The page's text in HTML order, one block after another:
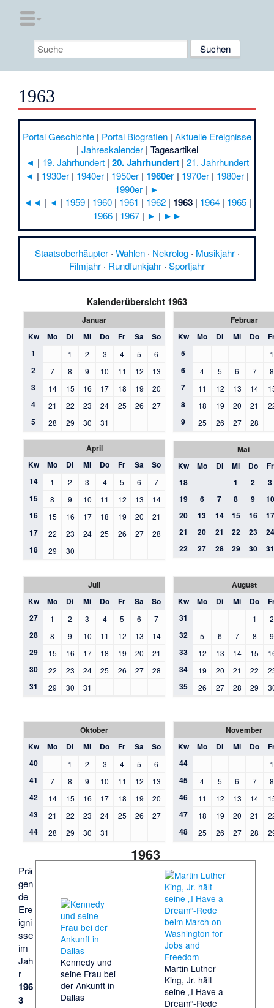
1963
Portal Geschichte | Portal Biografien | Aktuelle Ereignisse
| Jahreskalender| Tagesartikel
◄ | 19. Jahrhundert| 20. Jahrhundert| 21. Jahrhundert
◄ | 1930er | 1940er | 1950er | 1960er | 1970er | 1980er |
1990er | ►
◄◄ | ◄ | 1959| 1960| 1961 | 1962| 1963| 1964| 1965|
1966| 1967| ► | ►►
Staatsoberhäupter· Wahlen· Nekrolog· Musikjahr·
Filmjahr · Rundfunkjahr · Sportjahr
Kalenderübersicht 1963
Januar
Kw
Mo Di Mi Do Fr Sa
So
1
1 2 3 4 5 6
2 7 8 9 10 11 12 13
3 14 15 16 17 18 19 20
4 21 22 23 24 25 26 27
5 28 29 30 31
Februar
Kw
Mo Di Mi Do
5
1
6 4 5 6 7 8
7 11 12 13 14
8 18 19 20 21
9 25 26 27 28
April
Kw
Mo Di Mi Do Fr Sa
So
14
1 2 3 4 5 6 7
15 8 9 10 11 12 13 14
16 15 16 17 18 19 20 21
17 22 23 24 25 26 27 28
18 29 30
Mai
Kw
Mo Di Mi Do
Fr
18
1 2
3
19
6 7 8 9
10
20
13 14 15 16
17
21
20 21 22 23
24
22
27 28 29 30 31
Juli
Kw
Mo Di Mi Do Fr Sa
So
27
1 2 3 4 5 6 7
28 8 9 10 11 12 13 14
29 15 16 17 18 19 20 21
30 22 23 24 25 26 27 28
31 29 30 31
August
Kw
Mo Di Mi Do
31
1 2
32 5 6 7 8 9
33 12 13 14 15
34 19 20 21 22
35 26 27 28 29
Oktober
Kw
Mo Di Mi Do Fr Sa
So
40
1 2 3 4 5 6
41 7 8 9 10 11 12 13
42 14 15 16 17 18 19 20
43 21 22 23 24 25 26 27
44 28 29 30 31
November
Kw
Mo Di Mi Do
44
1
45 4 5 6 7 8
46 11 12 13 14
47 18 19 20 21
48 25 26 27 28
1963
Kennedy und
seine Frau bei
der Ankunft in
Dallas
Martin Luther
King, Jr. hält
seine „I Have a
Dream“-Rede
Prä
gen
de
Ere
igni
sse
im
Jah
r
196
3